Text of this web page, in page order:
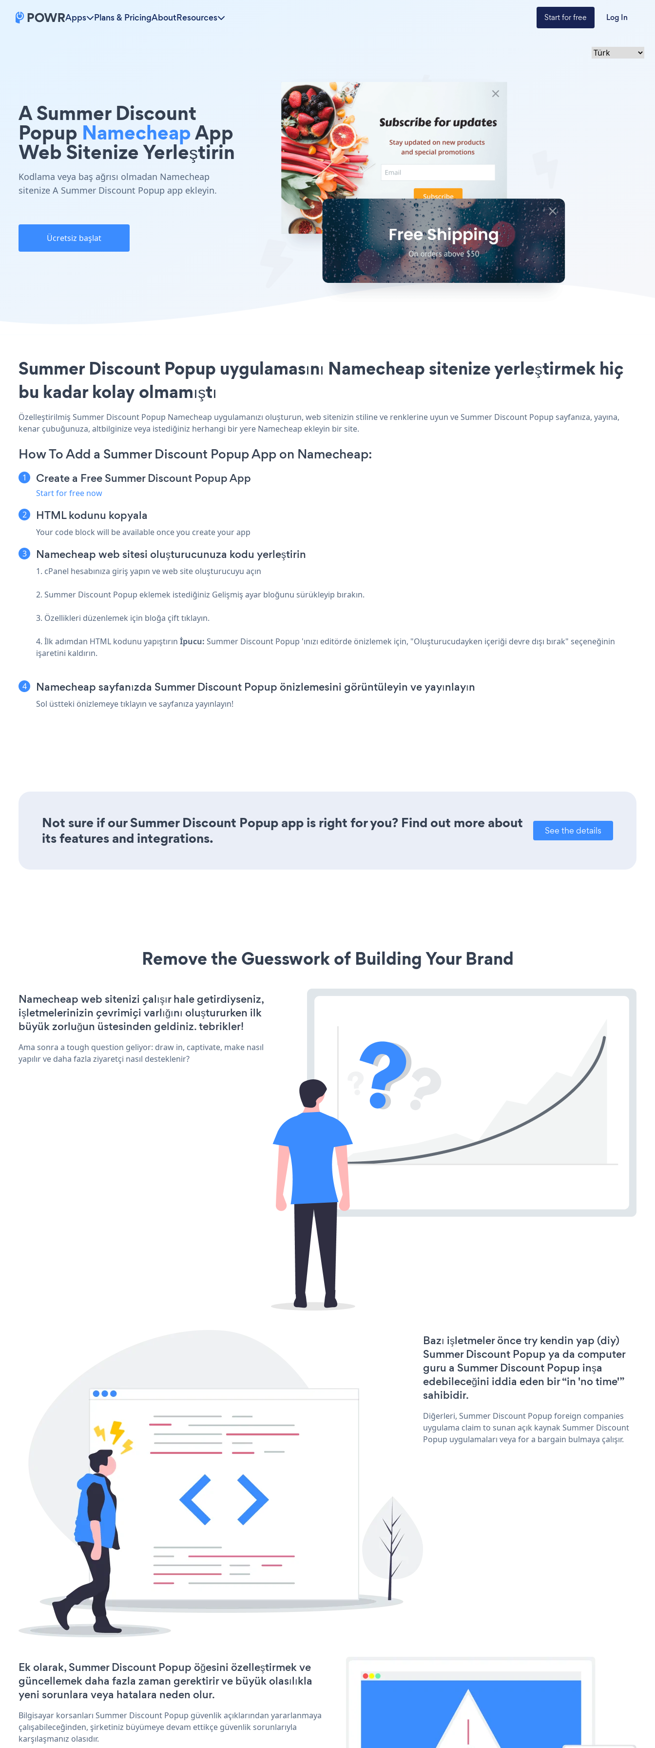
Apps Plans & PricingAboutResources Start for free Log In
A Summer Discount
Popup NamecheapApp
Web Sitenize Yerleştirin
Kodlama veya baş ağrısı olmadan Namecheap
sitenize A Summer Discount Popup app ekleyin.
Ücretsiz başlat
Summer Discount Popup uygulamasını Namecheap sitenize yerleştirmek hiç
bu kadar kolay olmamıştı
Özelleştirilmiş Summer Discount Popup Namecheap uygulamanızı oluşturun, web sitenizin stiline ve renklerine uyun ve Summer Discount Popup sayfanıza, yayına,
kenar çubuğunuza, altbilginize veya istediğiniz herhangi bir yere Namecheap ekleyin bir site.
How To Add a Summer Discount Popup App on Namecheap:
Create a Free Summer Discount Popup App
Start for free now
HTML kodunu kopyala
Your code block will be available once you create your app
Namecheap web sitesi oluşturucunuza kodu yerleştirin
1. cPanel hesabınıza giriş yapın ve web site oluşturucuyu açın
2. Summer Discount Popup eklemek istediğiniz Gelişmiş ayar bloğunu sürükleyip bırakın.
3. Özellikleri düzenlemek için bloğa çift tıklayın.
4. İlk adımdan HTML kodunu yapıştırın İpucu: Summer Discount Popup 'ınızı editörde önizlemek için, "Oluşturucudayken içeriği devre dışı bırak" seçeneğinin
işaretini kaldırın.
Namecheap sayfanızda Summer Discount Popup önizlemesini görüntüleyin ve yayınlayın
Sol üstteki önizlemeye tıklayın ve sayfanıza yayınlayın!
Not sure if our Summer Discount Popup app is right for you? Find out more about
its features and integrations.
See the details
Remove the Guesswork of Building Your Brand
Namecheap web sitenizi çalışır hale getirdiyseniz,
işletmelerinizin çevrimiçi varlığını oluştururken ilk
büyük zorluğun üstesinden geldiniz. tebrikler!
Ama sonra a tough question geliyor: draw in, captivate, make nasıl
yapılır ve daha fazla ziyaretçi nasıl desteklenir?
Bazı işletmeler önce try kendin yap (diy)
Summer Discount Popup ya da computer
guru a Summer Discount Popup inşa
edebileceğini iddia eden bir “in 'no time'”
sahibidir.
Diğerleri, Summer Discount Popup foreign companies
uygulama claim to sunan açık kaynak Summer Discount
Popup uygulamaları veya for a bargain bulmaya çalışır.
Ek olarak, Summer Discount Popup öğesini özelleştirmek ve
güncellemek daha fazla zaman gerektirir ve büyük olasılıkla
yeni sorunlara veya hatalara neden olur.
Bilgisayar korsanları Summer Discount Popup güvenlik açıklarından yararlanmaya
çalışabileceğinden, şirketiniz büyümeye devam ettikçe güvenlik sorunlarıyla
karşılaşmanız olasıdır.